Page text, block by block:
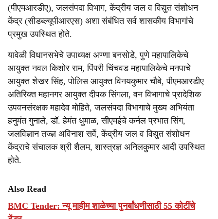
(पीएमआरडीए), जलसंपदा विभाग, केंद्रीय जल व विद्युत संशोधन
केंद्र (सीडब्ल्यूपीआरएस) अशा संबंधित सर्व शासकीय विभागांचे
प्रमुख उपस्थित होते.
यावेळी विधानसभेचे उपाध्यक्ष अण्णा बनसोडे, पुणे महापालिकेचे
आयुक्त नवल किशोर राम, पिंपरी चिंचवड महापालिकेचे मनपाचे
आयुक्त शेखर सिंह, पोलिस आयुक्त विनयकुमार चौबे, पीएमआरडीए
अतिरिक्त महानगर आयुक्त दीपक सिंगला, वन विभागाचे प्रादेशिक
उपवनसंरक्षक महादेव मोहिते, जलसंपदा विभागाचे मुख्य अभियंता
हनुमंत गुनाले, डॉ. हेमंत धुमाळ, सीएमईचे कर्नल प्रभात सिंग,
जलविज्ञान तज्ज्ञ अविनाश सर्वे, केंद्रीय जल व विद्युत संशोधन
केंद्राचे संचालक श्री शैलम, शास्त्रज्ञ अनिलकुमार आदी उपस्थित
होते.
Also Read
BMC Tender: न्यू माहीम शाळेच्या पुनर्बांधणीसाठी 55 कोटींचे